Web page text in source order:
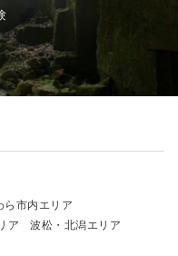
ら市内エリア
ア
波松・北潟エリア